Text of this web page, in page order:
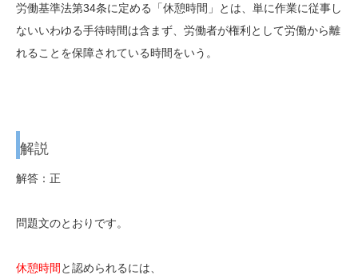
労働基準法第34条に定める「休憩時間」とは、単に作業に従事し
ないいわゆる手待時間は含まず、労働者が権利として労働から離
れることを保障されている時間をいう。
解説
解答：正
問題文のとおりです。
休憩時間 と認められるには、